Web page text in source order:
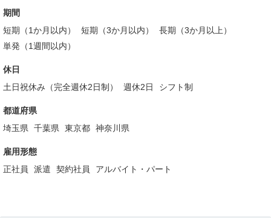
期間
短期（1か月以内）
短期（3か月以内）
長期（3か月以上）
単発（1週間以内）
休日
土日祝休み（完全週休2日制）
週休2日 シフト制
都道府県
埼玉県
千葉県 東京都 神奈川県
雇用形態
正社員
派遣 契約社員 アルバイト・パート